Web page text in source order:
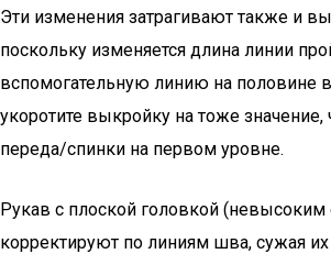
Эти изменения затрагивают также и
поскольку изменяется длина линии
вспомогательную линию на половине
укоротите выкройку на тоже
переда/спинки на первом уровне.
Рукав с плоской головкой (невысоким
корректируют по линиям шва, сужая